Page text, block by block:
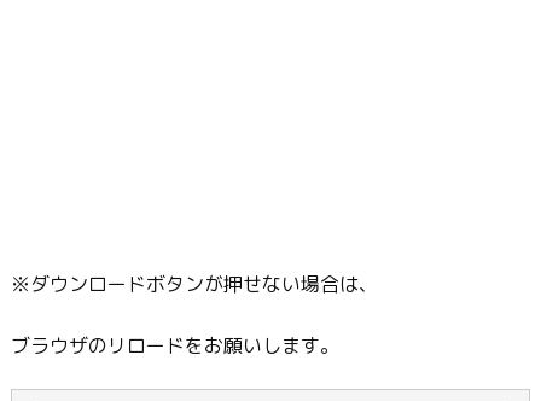
※ダウンロードボタンが押せない場合は、
ブラウザのリロードをお願いします。